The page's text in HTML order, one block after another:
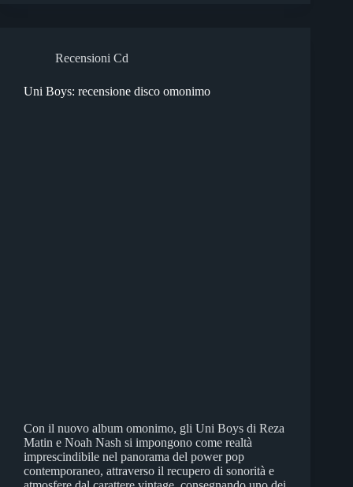
Recensioni Cd
Uni Boys: recensione disco omonimo
Con il nuovo album omonimo, gli Uni Boys di Reza
Matin e Noah Nash si impongono come realtà
imprescindibile nel panorama del power pop
contemporaneo, attraverso il recupero di sonorità e